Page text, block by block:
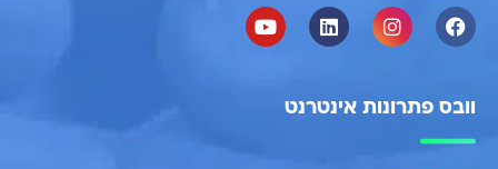
וובס פתרונות אינטרנט